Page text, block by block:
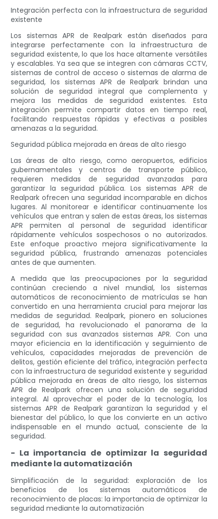
Integración perfecta con la infraestructura de seguridad
existente
Los sistemas APR de Realpark están diseñados para
integrarse perfectamente con la infraestructura de
seguridad existente, lo que los hace altamente versátiles
y escalables. Ya sea que se integren con cámaras CCTV,
sistemas de control de acceso o sistemas de alarma de
seguridad, los sistemas APR de Realpark brindan una
solución de seguridad integral que complementa y
mejora las medidas de seguridad existentes. Esta
integración permite compartir datos en tiempo real,
facilitando respuestas rápidas y efectivas a posibles
amenazas a la seguridad.
Seguridad pública mejorada en áreas de alto riesgo
Las áreas de alto riesgo, como aeropuertos, edificios
gubernamentales y centros de transporte público,
requieren medidas de seguridad avanzadas para
garantizar la seguridad pública. Los sistemas APR de
Realpark ofrecen una seguridad incomparable en dichos
lugares. Al monitorear e identificar continuamente los
vehículos que entran y salen de estas áreas, los sistemas
APR permiten al personal de seguridad identificar
rápidamente vehículos sospechosos o no autorizados.
Este enfoque proactivo mejora significativamente la
seguridad pública, frustrando amenazas potenciales
antes de que aumenten.
A medida que las preocupaciones por la seguridad
continúan creciendo a nivel mundial, los sistemas
automáticos de reconocimiento de matrículas se han
convertido en una herramienta crucial para mejorar las
medidas de seguridad. Realpark, pionero en soluciones
de seguridad, ha revolucionado el panorama de la
seguridad con sus avanzados sistemas APR. Con una
mayor eficiencia en la identificación y seguimiento de
vehículos, capacidades mejoradas de prevención de
delitos, gestión eficiente del tráfico, integración perfecta
con la infraestructura de seguridad existente y seguridad
pública mejorada en áreas de alto riesgo, los sistemas
APR de Realpark ofrecen una solución de seguridad
integral. Al aprovechar el poder de la tecnología, los
sistemas APR de Realpark garantizan la seguridad y el
bienestar del público, lo que los convierte en un activo
indispensable en el mundo actual, consciente de la
seguridad.
- La importancia de optimizar la seguridad
mediante la automatización
Simplificación de la seguridad: exploración de los
beneficios de los sistemas automáticos de
reconocimiento de placas: la importancia de optimizar la
seguridad mediante la automatización